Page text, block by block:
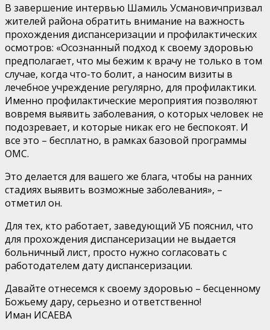
В завершение интервью Шамиль Усмановичпризвал
жителей района обратить внимание на важность
прохождения диспансеризации и профилактических
осмотров: «Осознанный подход к своему здоровью
предполагает, что мы бежим к врачу не только в том
случае, когда что-то болит, а наносим визиты в
лечебное учреждение регулярно, для профилактики.
Именно профилактические мероприятия позволяют
вовремя выявить заболевания, о которых человек не
подозревает, и которые никак его не беспокоят. И
все это – бесплатно, в рамках базовой программы
ОМС.
Это делается для вашего же блага, чтобы на ранних
стадиях выявить возможные заболевания», –
отметил он.
Для тех, кто работает, заведующий УБ пояснил, что
для прохождения диспансеризации не выдается
больничный лист, просто нужно согласовать с
работодателем дату диспансеризации.
Давайте отнесемся к своему здоровью – бесценному
Божьему дару, серьезно и ответственно!
Иман ИСАЕВА